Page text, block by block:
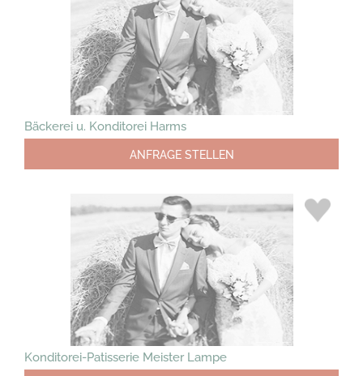
Bäckerei u. Konditorei Harms
ANFRAGE STELLEN
Konditorei-Patisserie Meister Lampe